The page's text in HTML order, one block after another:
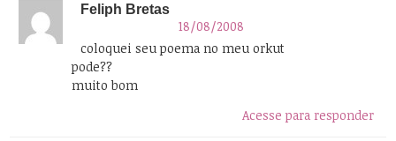
Feliph Bretas
18/08/2008
coloquei seu poema no meu orkut
pode??
muito bom
Acesse para responder